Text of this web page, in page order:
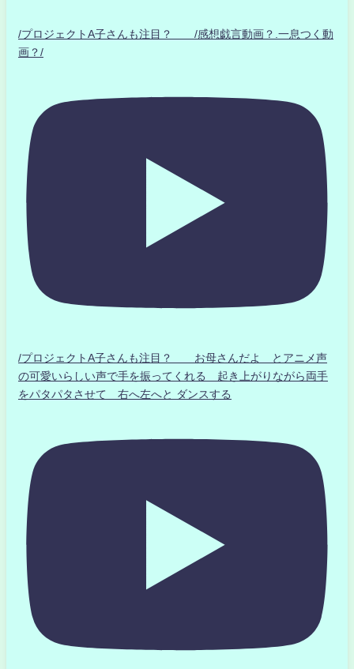
/プロジェクトA子さんも注目？ /感想戯言動画？.一息つく動
画？/
/プロジェクトA子さんも注目？ お母さんだよ とアニメ声
の可愛いらしい声で手を振ってくれる 起き上がりながら両手
をパタパタさせて 右へ左へと ダンスする